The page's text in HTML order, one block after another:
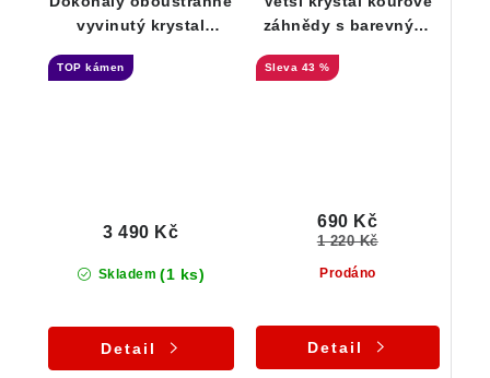
vyvinutý krystal
záležitost
TOP kámen
Skladem (1 ks)
3 490 Kč
Detail
záhnědy s barevnými
světem
43 %
Prodáno
690 Kč
1 220 Kč
Detail